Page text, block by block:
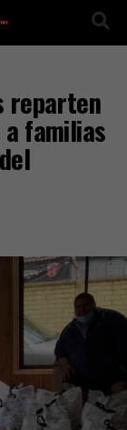
reparten
familias